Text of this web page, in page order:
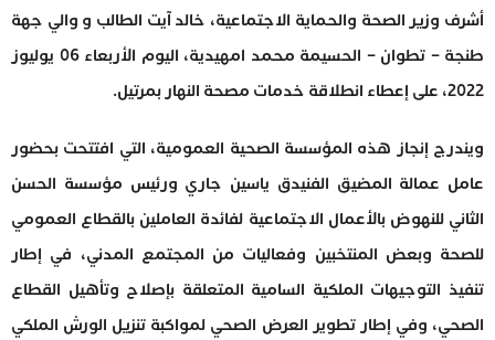
أشرف وزير الصحة والحماية الاجتماعية، خالد آيت الطالب و والي جهة
طنجة – تطوان – الحسيمة محمد امهيدية، اليوم الأربعاء 06 يوليوز
2022، على إعطاء انطلاقة خدمات مصحة النهار بمرتيل.
ويندرج إنجاز هذه المؤسسة الصحية العمومية، التي افتتحت بحضور
عامل عمالة المضيق الفنيدق ياسين جاري ورئيس مؤسسة الحسن
الثاني للنهوض بالأعمال الاجتماعية لفائدة العاملين بالقطاع العمومي
للصحة وبعض المنتخبين وفعاليات من المجتمع المدني، في إطار
تنفيذ التوجيهات الملكية السامية المتعلقة بإصلاح وتأهيل القطاع
الصحي، وفي إطار تطوير العرض الصحي لمواكبة تنزيل الورش الملكي